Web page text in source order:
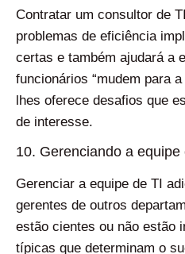
Contratar um consultor de
problemas de eficiência
certas e também ajudará a
funcionários “mudem para
lhes oferece desafios que
de interesse.
10. Gerenciando a equipe
Gerenciar a equipe de TI
gerentes de outros
estão cientes ou não estão
típicas que determinam o